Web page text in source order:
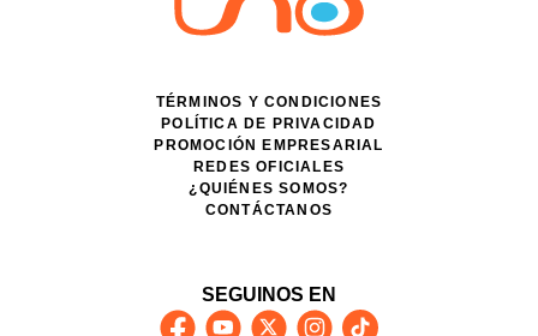
TÉRMINOS Y CONDICIONES
POLÍTICA DE PRIVACIDAD
PROMOCIÓN EMPRESARIAL
REDES OFICIALES
¿QUIÉNES SOMOS?
CONTÁCTANOS
SEGUINOS EN